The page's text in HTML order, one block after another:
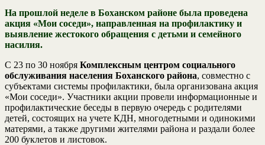
На прошлой неделе в Боханском районе была проведена
акция «Мои соседи», направленная на профилактику и
выявление жестокого обращения с детьми и семейного
насилия.
С 23 по 30 ноября Комплексным центром социального
обслуживания населения Боханского района, совместно с
субъектами системы профилактики, была организована акция
«Мои соседи». Участники акции провели информационные и
профилактические беседы в первую очередь с родителями
детей, состоящих на учете КДН, многодетными и одинокими
матерями, а также другими жителями района и раздали более
200 буклетов и листовок.